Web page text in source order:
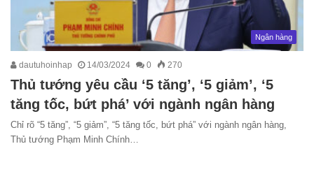
Ngân hàng
dautuhoinhap 14/03/2024 0 270
Thủ tướng yêu cầu ‘5 tăng’, ‘5 giảm’, ‘5
tăng tốc, bứt phá’ với ngành ngân hàng
Chỉ rõ “5 tăng”, “5 giảm”, “5 tăng tốc, bứt phá” với ngành ngân hàng,
Thủ tướng Phạm Minh Chính…